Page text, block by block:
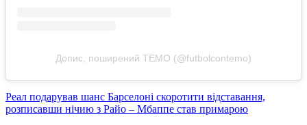
Допис, поширений TEMO (@futbolcontemo)
Реал подарував шанс Барселоні скоротити відставання,
розписавши нічию з Райо – Мбаппе став примарою